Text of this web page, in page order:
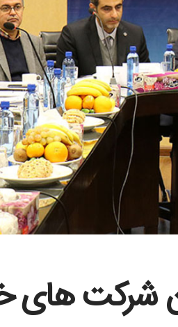
شرکت های